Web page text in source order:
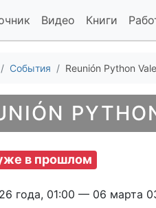
Видео Книги
События Reunión Python
в прошлом
года, 01:00 — 06 марта